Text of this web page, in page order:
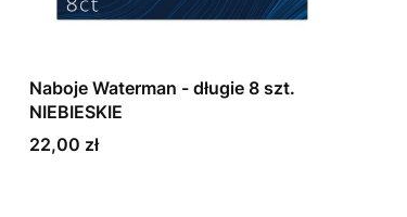
Naboje Waterman - długie 8 szt.
NIEBIESKIE
Cena
22,00 zł